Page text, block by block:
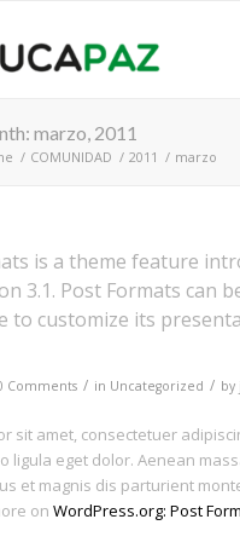
marzo, 2011
/ COMUNIDAD / 2011 / marzo
is a theme feature
3.1. Post Formats can
to customize its
Comments / in Uncategorized / by
sit amet, consectetuer
ligula eget dolor. Aenean
et magnis dis parturient
on WordPress.org: Post